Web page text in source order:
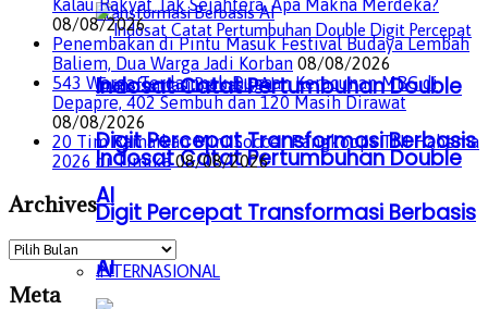
Indosat Catat Pertumbuhan Double
Digit Percepat Transformasi Berbasis
AI
INTERNASIONAL
Indosat Catat Pertumbuhan Double
Digit Percepat Transformasi Berbasis
AI
08/08/2026
Penembakan di Pintu Masuk Festival Budaya Lembah
Baliem, Dua Warga Jadi Korban 08/08/2026
543 Warga Terdampak Dugaan Keracunan MBG di
Depapre, 402 Sembuh dan 120 Masih Dirawat
08/08/2026
20 Tim Ramaikan Mini Soccer Pangkoops TNI Habema
2026 di Timika 08/08/2026
Archives
Archives
Meta